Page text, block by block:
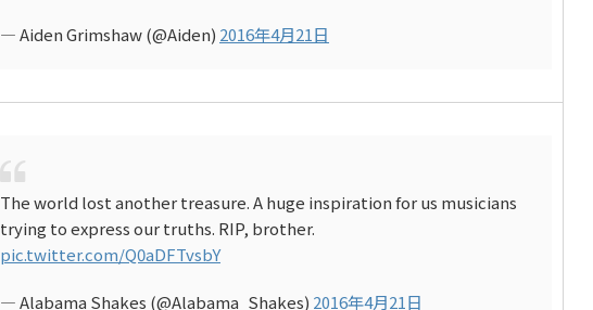
— Aiden Grimshaw (@Aiden) 2016年4月21日
The world lost another treasure. A huge inspiration for us musicians
trying to express our truths. RIP, brother.
pic.twitter.com/Q0aDFTvsbY
— Alabama Shakes (@Alabama_Shakes) 2016年4月21日